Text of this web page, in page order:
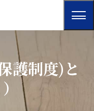
護制度)と